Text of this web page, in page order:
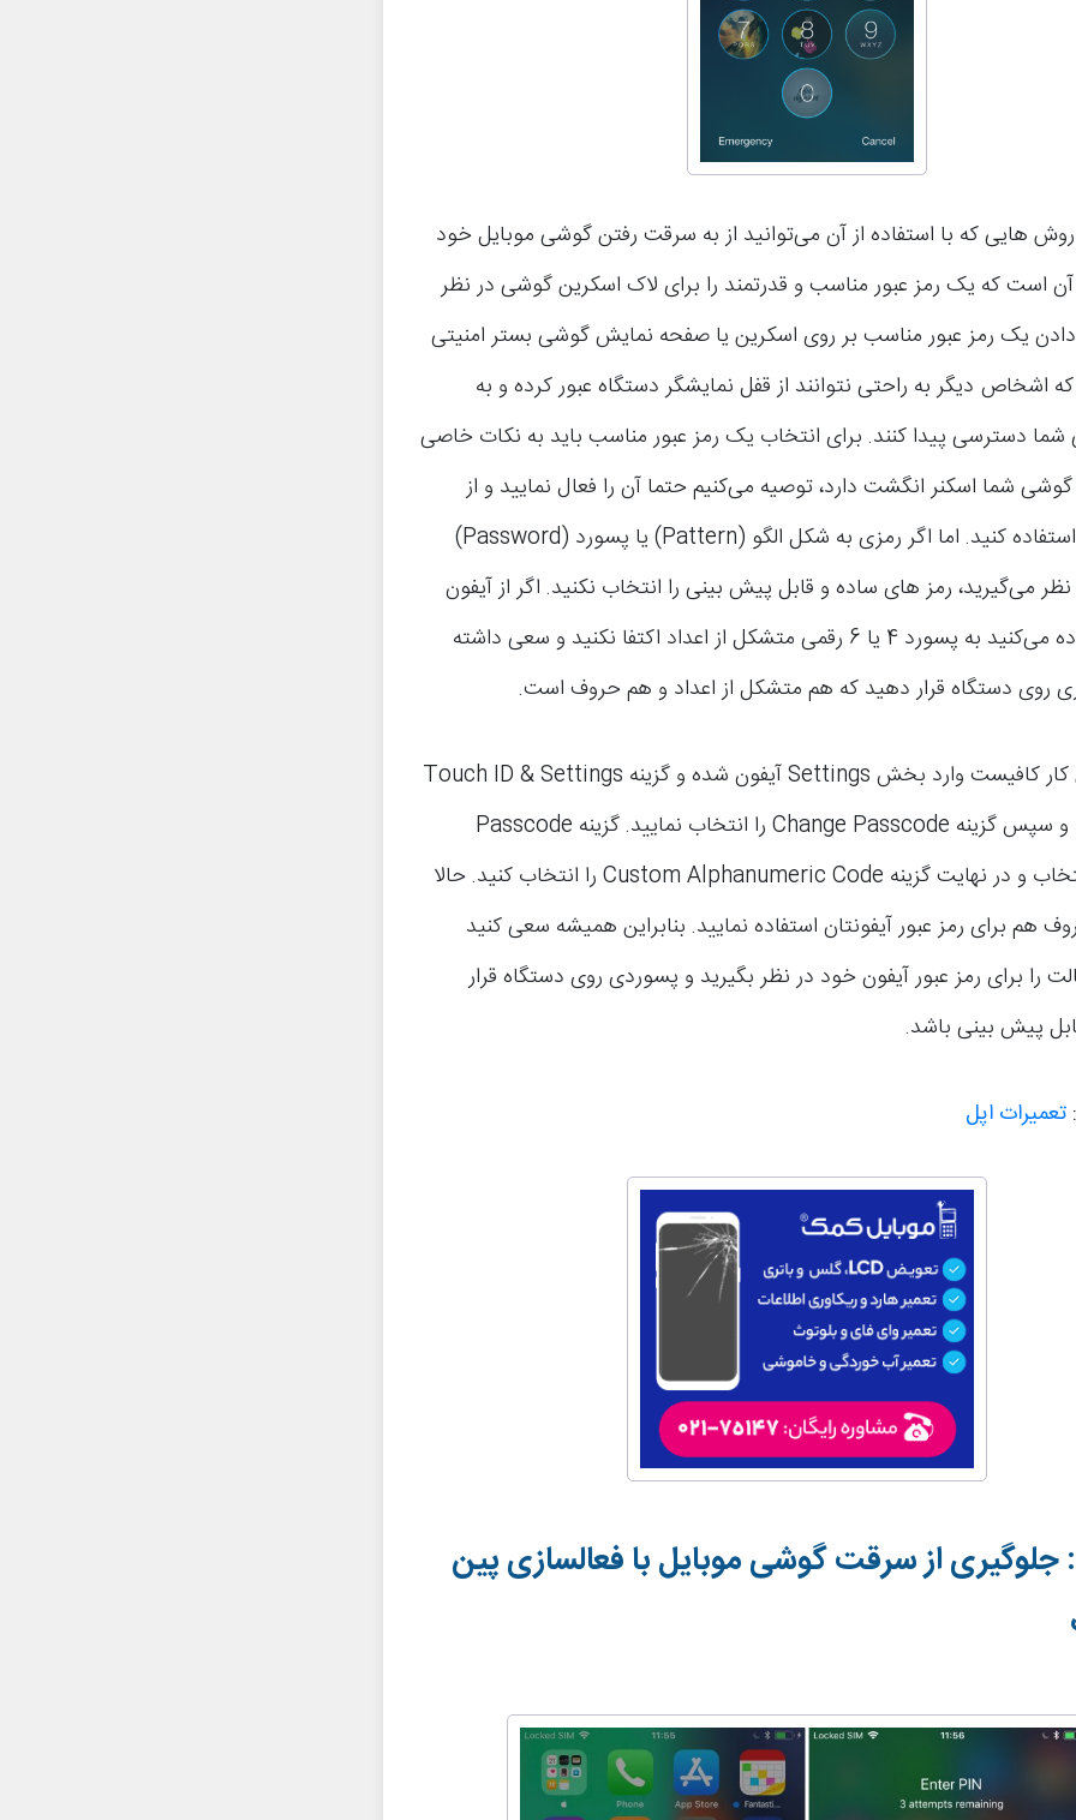
هایی که با استفاده از آن می‌توانید از به سرقت رفتن گوشی موبایل خود
است که یک رمز عبور مناسب و قدرتمند را برای لاک اسکرین گوشی در نظر
دادن یک رمز عبور مناسب بر روی اسکرین یا صفحه نمایش گوشی بستر امنیتی
اشخاص دیگر به راحتی نتوانند از قفل نمایشگر دستگاه عبور کرده و به
دسترسی پیدا کنند. برای انتخاب یک رمز عبور مناسب باید به نکات خاصی
شما اسکنر انگشت دارد، توصیه می‌کنیم حتما آن را فعال نمایید و از
اسکنر انگشت استفاده کنید. اما اگر رمزی به شکل الگو (Pattern) یا پسورد (Password)
می‌گیرید، رمز های ساده و قابل پیش بینی را انتخاب نکنید. اگر از آیفون
های اپل استفاده می‌کنید به پسورد 4 یا 6 رقمی متشکل از اعداد اکتفا نکنید و سعی داشته
روی دستگاه قرار دهید که هم متشکل از اعداد و هم حروف است.
برای انجام این کار کافیست وارد بخش Settings آیفون شده و گزینه Touch ID & Settings
را انتخاب کنید و سپس گزینه Change Passcode را انتخاب نمایید. گزینه Passcode
Options را انتخاب و در نهایت گزینه Custom Alphanumeric Code را انتخاب کنید. حالا
هم برای رمز عبور آیفونتان استفاده نمایید. بنابراین همیشه سعی کنید
را برای رمز عبور آیفون خود در نظر بگیرید و پسوردی روی دستگاه قرار
پیش بینی باشد.
تعمیرات اپل
از سرقت گوشی موبایل با فعالسازی پین